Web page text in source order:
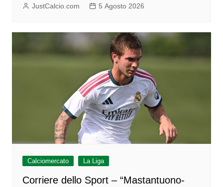
JustCalcio.com 5 Agosto 2026
Calciomercato La Liga
Corriere dello Sport – “Mastantuono-